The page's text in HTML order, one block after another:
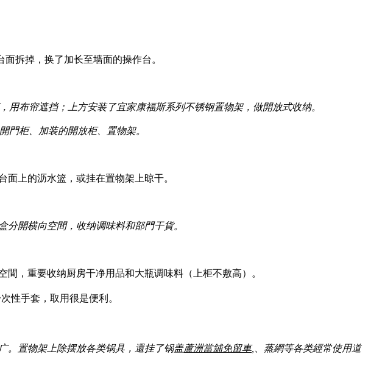
拆掉，换了加长至墙面的操作台。
布帘遮挡；上方安装了宜家康福斯系列不锈钢置物架，做開放式收纳。
門柜、加装的開放柜、置物架。
上的沥水篮，或挂在置物架上晾干。
開横向空間，收纳调味料和部門干貨。
，重要收纳厨房干净用品和大瓶调味料（上柜不敷高）。
性手套，取用很是便利。
。置物架上除摆放各类锅具，還挂了锅盖蘆洲當舖免留車,、蒸網等各类經常使用道